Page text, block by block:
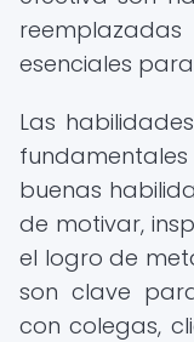
esenciales
Las
fundamentales
buenas
de motivar,
el logro de
son clave
con colegas,